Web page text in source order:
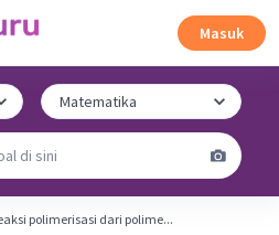
Masuk
polimerisasi dari polime...